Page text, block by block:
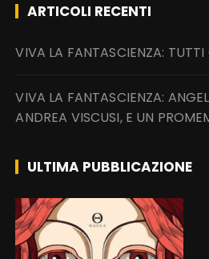
ARTICOLI RECENTI
VIVA LA FANTASCIENZA: TUTTI
VIVA LA FANTASCIENZA:
ANDREA VISCUSI, E UN
ULTIMA PUBBLICAZIONE